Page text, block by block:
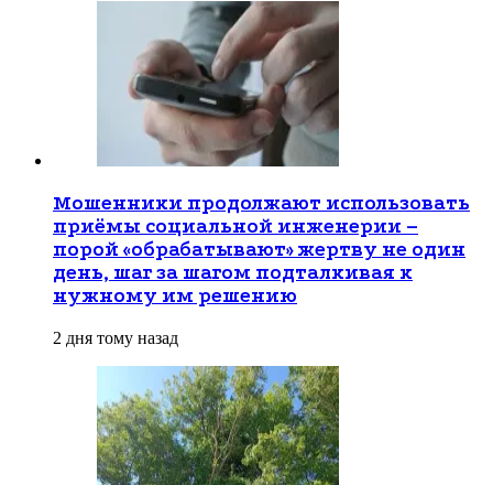
Мошенники продолжают использовать
приёмы социальной инженерии –
порой «обрабатывают» жертву не один
день, шаг за шагом подталкивая к
нужному им решению
2 дня тому назад